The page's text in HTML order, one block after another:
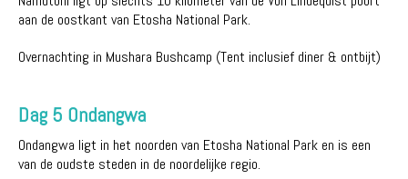
aan de oostkant van Etosha National Park.
Overnachting in Mushara Bushcamp (Tent inclusief diner & ontbijt)
Dag 5 Ondangwa
Ondangwa ligt in het noorden van Etosha National Park en is een
van de oudste steden in de noordelijke regio.